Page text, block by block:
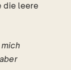
die leere